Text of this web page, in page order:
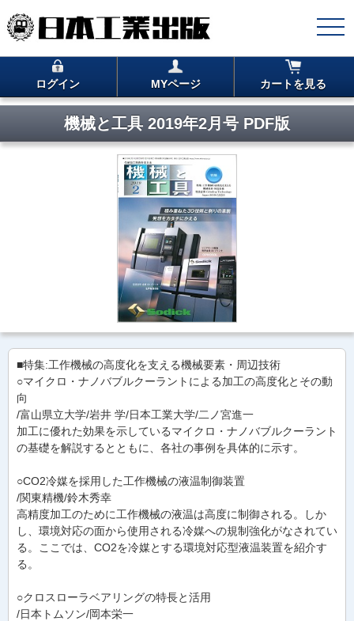
ログイン MYページ カートを見る
機械と工具 2019年2月号 PDF版
■特集:工作機械の高度化を支える機械要素・周辺技術
○マイクロ・ナノバブルクーラントによる加工の高度化とその動
向
/富山県立大学/岩井 学/日本工業大学/二ノ宮進一
加工に優れた効果を示しているマイクロ・ナノバブルクーラント
の基礎を解説するとともに、各社の事例を具体的に示す。
○CO2冷媒を採用した工作機械の液温制御装置
/関東精機/鈴木秀幸
高精度加工のために工作機械の液温は高度に制御される。しか
し、環境対応の面から使用される冷媒への規制強化がなされてい
る。ここでは、CO2を冷媒とする環境対応型液温装置を紹介す
る。
○クロスローラベアリングの特長と活用
/日本トムソン/岡本栄一